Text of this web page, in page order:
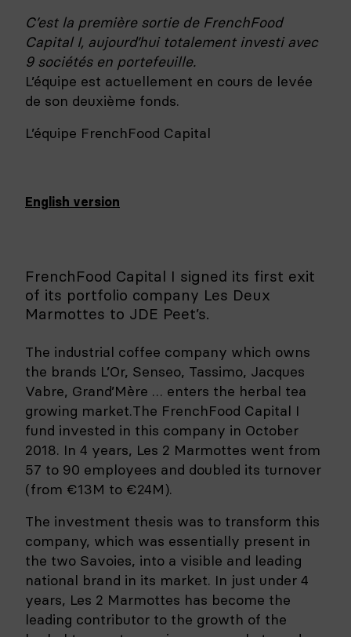
C’est la première sortie de FrenchFood
Capital I, aujourd’hui totalement investi avec
9 sociétés en portefeuille.
L’équipe est actuellement en cours de levée
de son deuxième fonds.
L’équipe FrenchFood Capital
English version
FrenchFood Capital I signed its first exit
of its portfolio company Les Deux
Marmottes to JDE Peet’s.
The industrial coffee company which owns
the brands L’Or, Senseo, Tassimo, Jacques
Vabre, Grand’Mère … enters the herbal tea
growing market.The FrenchFood Capital I
fund invested in this company in October
2018. In 4 years, Les 2 Marmottes went from
57 to 90 employees and doubled its turnover
(from €13M to €24M).
The investment thesis was to transform this
company, which was essentially present in
the two Savoies, into a visible and leading
national brand in its market. In just under 4
years, Les 2 Marmottes has become the
leading contributor to the growth of the